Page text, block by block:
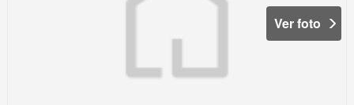
Ver foto